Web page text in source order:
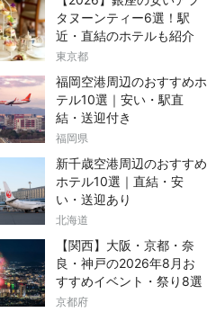
タヌーンティー6選！駅
近・直結のホテルも紹介
東京都
福岡空港周辺のおすすめホ
テル10選｜安い・駅直
結・送迎付き
福岡県
新千歳空港周辺のおすすめ
ホテル10選｜直結・安
い・送迎あり
北海道
【関西】大阪・京都・奈
良・神戸の2026年8月お
すすめイベント・祭り8選
京都府